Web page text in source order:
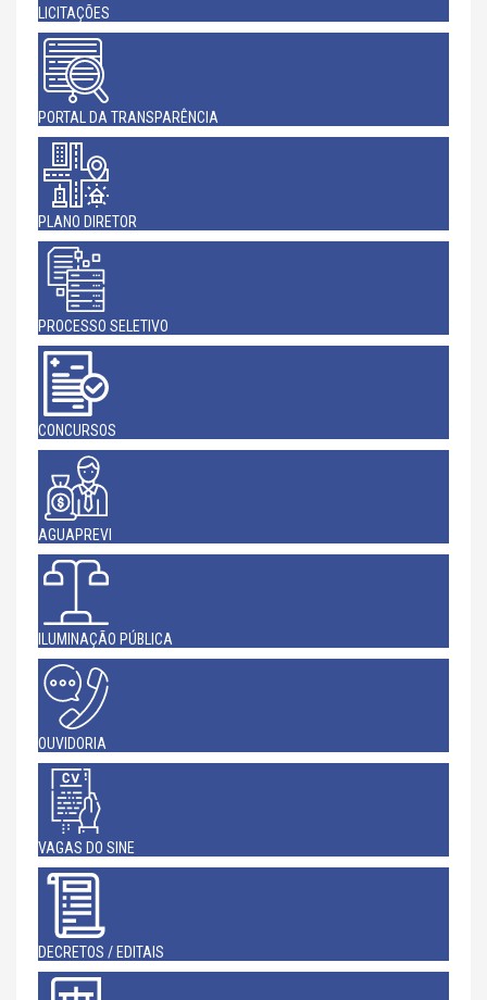
LICITAÇÕES
PORTAL DA TRANSPARÊNCIA
PLANO DIRETOR
PROCESSO SELETIVO
CONCURSOS
AGUAPREVI
ILUMINAÇÃO PÚBLICA
OUVIDORIA
VAGAS DO SINE
DECRETOS / EDITAIS